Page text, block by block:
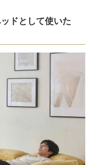
ドとして使いた